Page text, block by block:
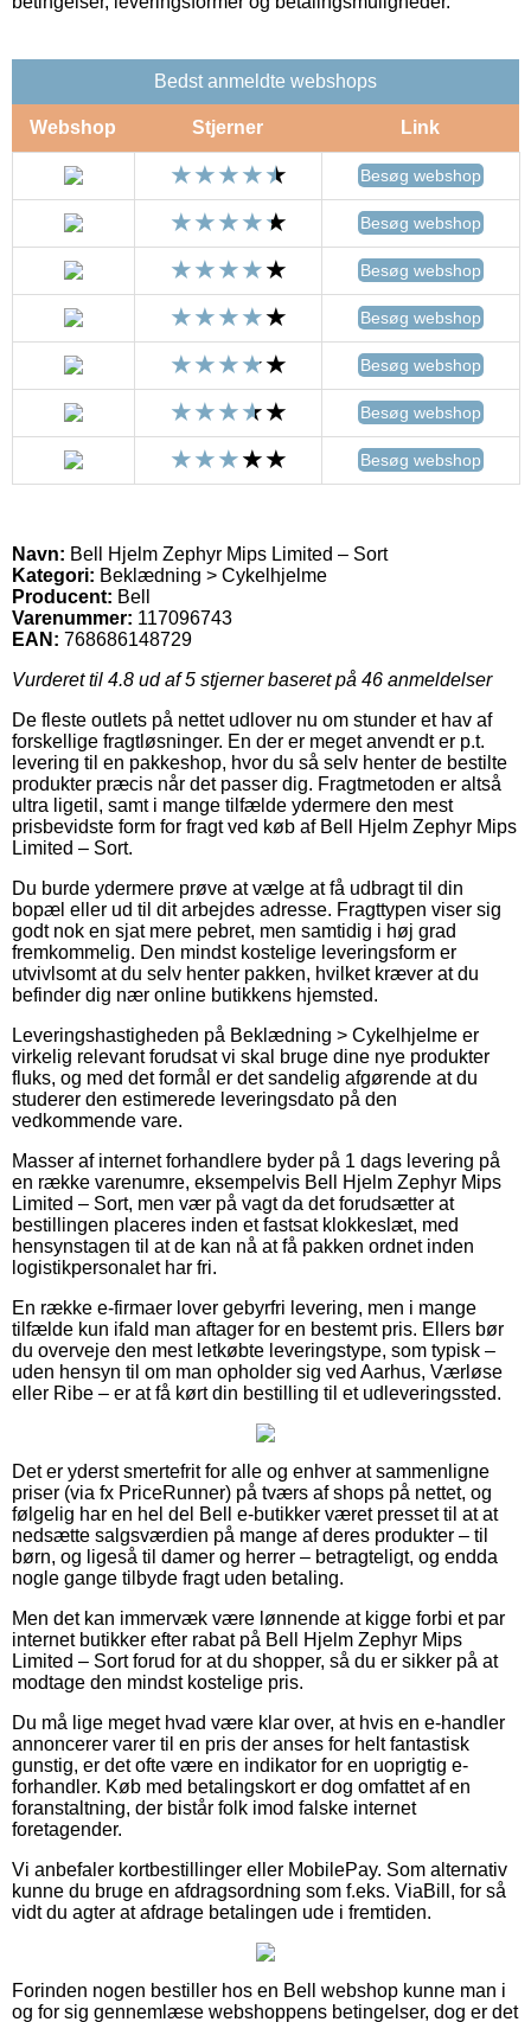
Bedst anmeldte webshops
Webshop Stjerner Link
Besøg webshop
Besøg webshop
Besøg webshop
Besøg webshop
Besøg webshop
Besøg webshop
Besøg webshop
Navn: Bell Hjelm Zephyr Mips Limited – Sort
Kategori: Beklædning > Cykelhjelme
Producent: Bell
Varenummer: 117096743
EAN: 768686148729
Vurderet til 4.8 ud af 5 stjerner baseret på 46 anmeldelser
De fleste outlets på nettet udlover nu om stunder et hav af
forskellige fragtløsninger. En der er meget anvendt er p.t.
levering til en pakkeshop, hvor du så selv henter de bestilte
produkter præcis når det passer dig. Fragtmetoden er altså
ultra ligetil, samt i mange tilfælde ydermere den mest
prisbevidste form for fragt ved køb af Bell Hjelm Zephyr Mips
Limited – Sort.
Du burde ydermere prøve at vælge at få udbragt til din
bopæl eller ud til dit arbejdes adresse. Fragttypen viser sig
godt nok en sjat mere pebret, men samtidig i høj grad
fremkommelig. Den mindst kostelige leveringsform er
utvivlsomt at du selv henter pakken, hvilket kræver at du
befinder dig nær online butikkens hjemsted.
Leveringshastigheden på Beklædning > Cykelhjelme er
virkelig relevant forudsat vi skal bruge dine nye produkter
fluks, og med det formål er det sandelig afgørende at du
studerer den estimerede leveringsdato på den
vedkommende vare.
Masser af internet forhandlere byder på 1 dags levering på
en række varenumre, eksempelvis Bell Hjelm Zephyr Mips
Limited – Sort, men vær på vagt da det forudsætter at
bestillingen placeres inden et fastsat klokkeslæt, med
hensynstagen til at de kan nå at få pakken ordnet inden
logistikpersonalet har fri.
En række e-firmaer lover gebyrfri levering, men i mange
tilfælde kun ifald man aftager for en bestemt pris. Ellers bør
du overveje den mest letkøbte leveringstype, som typisk –
uden hensyn til om man opholder sig ved Aarhus, Værløse
eller Ribe – er at få kørt din bestilling til et udleveringssted.
Det er yderst smertefrit for alle og enhver at sammenligne
priser (via fx PriceRunner) på tværs af shops på nettet, og
følgelig har en hel del Bell e-butikker været presset til at at
nedsætte salgsværdien på mange af deres produkter – til
børn, og ligeså til damer og herrer – betragteligt, og endda
nogle gange tilbyde fragt uden betaling.
Men det kan immervæk være lønnende at kigge forbi et par
internet butikker efter rabat på Bell Hjelm Zephyr Mips
Limited – Sort forud for at du shopper, så du er sikker på at
modtage den mindst kostelige pris.
Du må lige meget hvad være klar over, at hvis en e-handler
annoncerer varer til en pris der anses for helt fantastisk
gunstig, er det ofte være en indikator for en uoprigtig e-
forhandler. Køb med betalingskort er dog omfattet af en
foranstaltning, der bistår folk imod falske internet
foretagender.
Vi anbefaler kortbestillinger eller MobilePay. Som alternativ
kunne du bruge en afdragsordning som f.eks. ViaBill, for så
vidt du agter at afdrage betalingen ude i fremtiden.
Forinden nogen bestiller hos en Bell webshop kunne man i
og for sig gennemlæse webshoppens betingelser, dog er det